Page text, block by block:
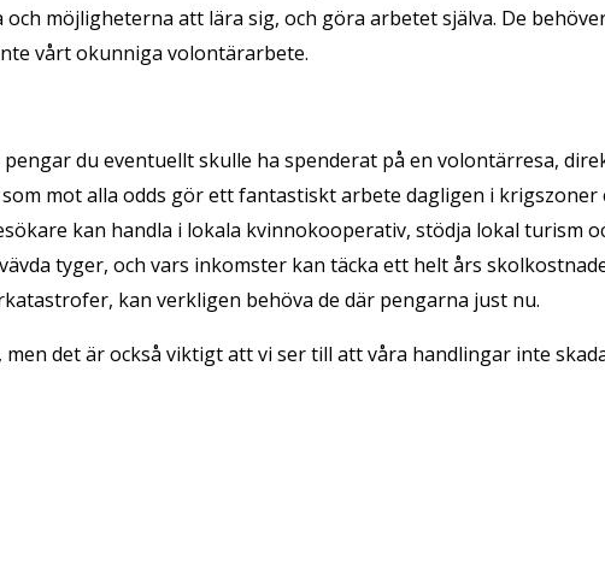
möjligheterna att lära sig, och göra arbetet själva. De
vårt okunniga volontärarbete.
du eventuellt skulle ha spenderat på en volontärresa,
mot alla odds gör ett fantastiskt arbete dagligen i krigszoner
kan handla i lokala kvinnokooperativ, stödja lokal turism
tyger, och vars inkomster kan täcka ett helt års
kan verkligen behöva de där pengarna just nu.
det är också viktigt att vi ser till att våra handlingar inte